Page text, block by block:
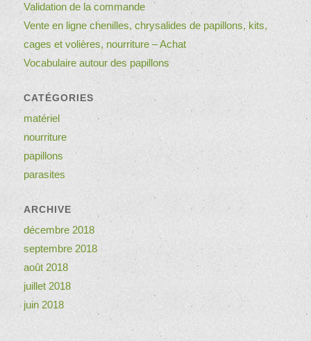
Validation de la commande
Vente en ligne chenilles, chrysalides de papillons, kits,
cages et volières, nourriture – Achat
Vocabulaire autour des papillons
CATÉGORIES
matériel
nourriture
papillons
parasites
ARCHIVE
décembre 2018
septembre 2018
août 2018
juillet 2018
juin 2018